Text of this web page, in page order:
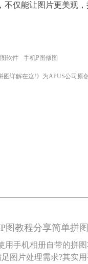
不仅能让图片更美观
软件 手机P图修图
详解在这!》为APUS公司原
图教程分享简单拼
用手机相册自带的拼
图片处理需求?其实